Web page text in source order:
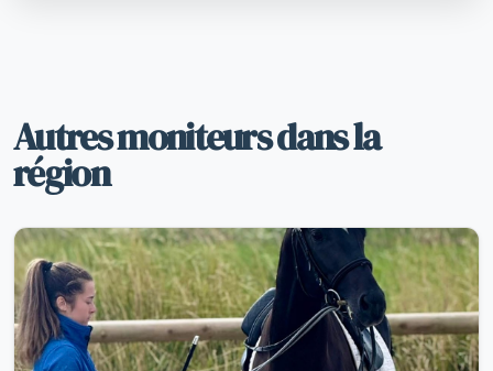
Autres moniteurs dans la
région